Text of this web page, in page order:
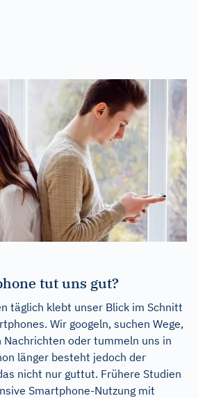
tut uns gut?
täglich klebt unser Blick im Schnitt
Wir googeln, suchen Wege,
Nachrichten oder tummeln uns in
länger besteht jedoch der
nicht nur guttut. Frühere Studien
Smartphone-Nutzung mit